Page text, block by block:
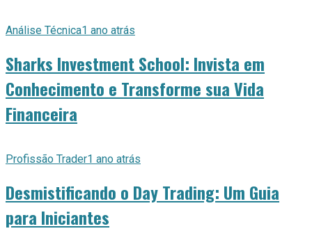
Análise Técnica1 ano atrás
Sharks Investment School: Invista em
Conhecimento e Transforme sua Vida
Financeira
Profissão Trader1 ano atrás
Desmistificando o Day Trading: Um Guia
para Iniciantes